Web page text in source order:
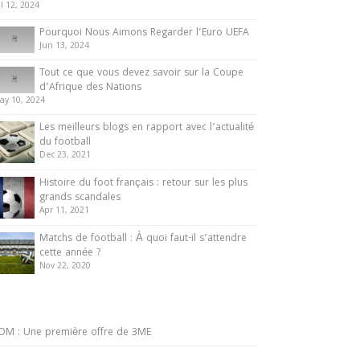
12, 2024
Pourquoi Nous Aimons Regarder l’Euro UEFA
Jun 13, 2024
Tout ce que vous devez savoir sur la Coupe
d’Afrique des Nations
10, 2024
Les meilleurs blogs en rapport avec l’actualité
du football
Dec 23, 2021
Histoire du foot français : retour sur les plus
grands scandales
Apr 11, 2021
Matchs de football : À quoi faut-il s’attendre
cette année ?
Nov 22, 2020
: Une première offre de 3ME